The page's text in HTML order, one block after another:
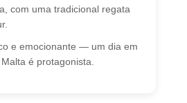
com uma tradicional regata
e emocionante — um dia em
é protagonista.